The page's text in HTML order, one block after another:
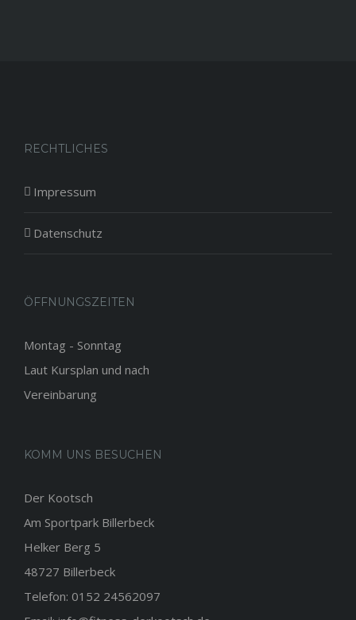
RECHTLICHES
Impressum
Datenschutz
ÖFFNUNGSZEITEN
Montag - Sonntag
Laut Kursplan und nach
Vereinbarung
KOMM UNS BESUCHEN
Der Kootsch
Am Sportpark Billerbeck
Helker Berg 5
48727 Billerbeck
Telefon: 0152 24562097